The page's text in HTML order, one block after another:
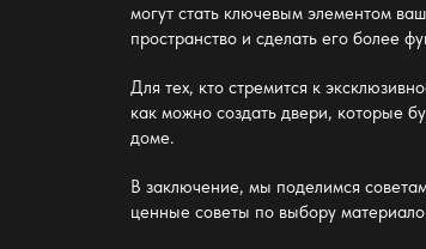
могут стать ключевым элементом
пространство и сделать его более
Для тех, кто стремится к
как можно создать двери, которые
доме.
В заключение, мы поделимся
ценные советы по выбору